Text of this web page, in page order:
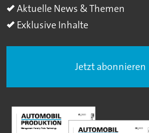
Aktuelle News & Themen
Exklusive Inhalte
Jetzt abonnieren